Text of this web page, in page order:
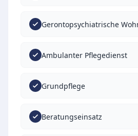
Gerontopsychiatrische
Ambulanter Pflegedienst
Grundpflege
Beratungseinsatz